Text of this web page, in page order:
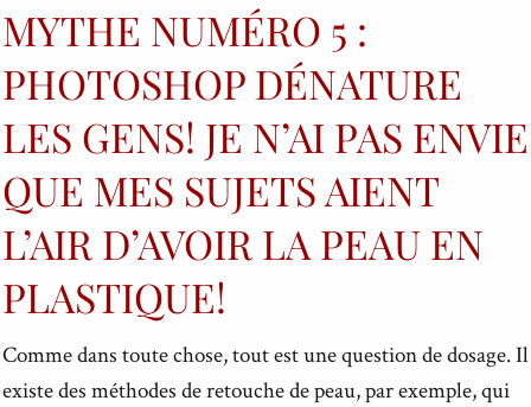
MYTHE NUMÉRO 5 :
PHOTOSHOP DÉNATURE
LES GENS! JE N’AI PAS ENVIE
QUE MES SUJETS AIENT
L’AIR D’AVOIR LA PEAU EN
PLASTIQUE!
Comme dans toute chose, tout est une question de dosage. Il
existe des méthodes de retouche de peau, par exemple, qui